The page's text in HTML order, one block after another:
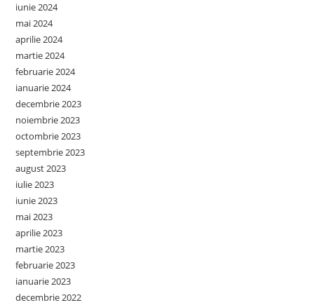
iunie 2024
mai 2024
aprilie 2024
martie 2024
februarie 2024
ianuarie 2024
decembrie 2023
noiembrie 2023
octombrie 2023
septembrie 2023
august 2023
iulie 2023
iunie 2023
mai 2023
aprilie 2023
martie 2023
februarie 2023
ianuarie 2023
decembrie 2022